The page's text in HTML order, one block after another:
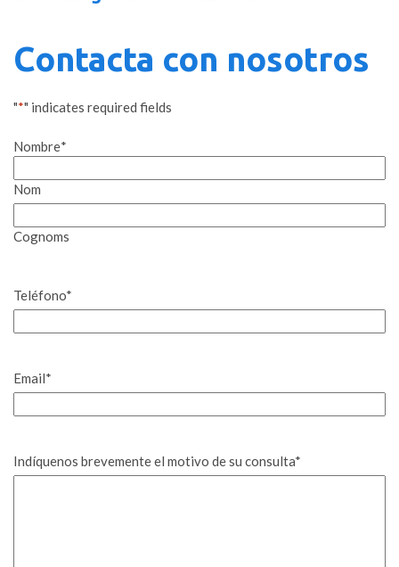
Contacta con nosotros
"*" indicates required fields
Nombre*
Nom
Cognoms
Teléfono*
Email*
Indíquenos brevemente el motivo de su consulta*